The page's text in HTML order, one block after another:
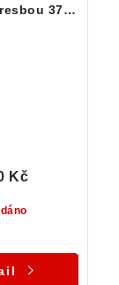
37 x
Kč